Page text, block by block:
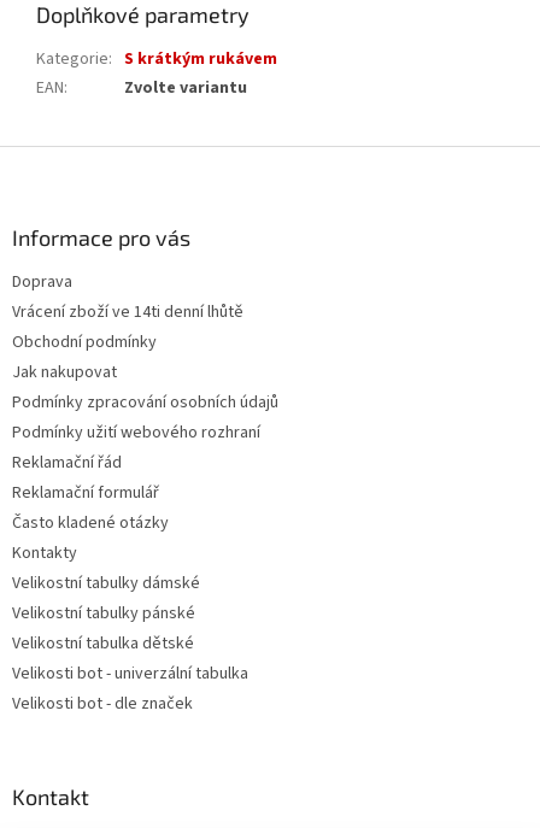
Doplňkové parametry
Kategorie: S krátkým rukávem
EAN: Zvolte variantu
Informace pro vás
Doprava
Vrácení zboží ve 14ti denní lhůtě
Obchodní podmínky
Jak nakupovat
Podmínky zpracování osobních údajů
Podmínky užití webového rozhraní
Reklamační řád
Reklamační formulář
Často kladené otázky
Kontakty
Velikostní tabulky dámské
Velikostní tabulky pánské
Velikostní tabulka dětské
Velikosti bot - univerzální tabulka
Velikosti bot - dle značek
Kontakt